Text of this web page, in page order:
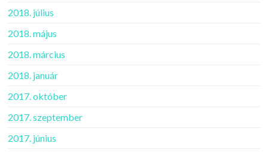
2018. július
2018. május
2018. március
2018. január
2017. október
2017. szeptember
2017. június